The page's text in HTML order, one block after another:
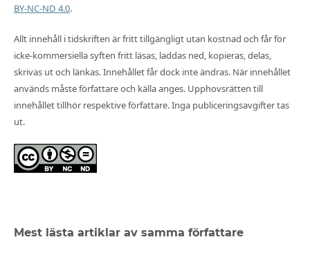
BY-NC-ND 4.0.
Allt innehåll i tidskriften är fritt tillgängligt utan kostnad och får för
icke-kommersiella syften fritt läsas, laddas ned, kopieras, delas,
skrivas ut och länkas. Innehållet får dock inte ändras. När innehållet
används måste författare och källa anges. Upphovsrätten till
innehållet tillhör respektive författare. Inga publiceringsavgifter tas
ut.
Mest lästa artiklar av samma författare